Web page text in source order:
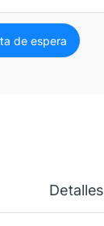
Detalles